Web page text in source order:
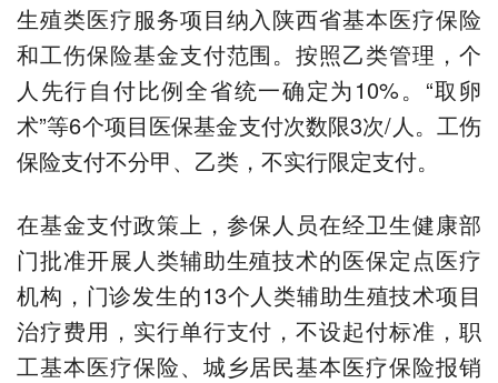
生殖类医疗服务项目纳入陕西省基本医疗保险
和工伤保险基金支付范围。按照乙类管理，个
人先行自付比例全省统一确定为10%。“取卵
术”等6个项目医保基金支付次数限3次/人。工伤
保险支付不分甲、乙类，不实行限定支付。
在基金支付政策上，参保人员在经卫生健康部
门批准开展人类辅助生殖技术的医保定点医疗
机构，门诊发生的13个人类辅助生殖技术项目
治疗费用，实行单行支付，不设起付标准，职
工基本医疗保险、城乡居民基本医疗保险报销